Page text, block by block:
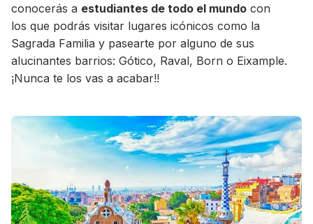
conocerás a estudiantes de todo el mundo con
los que podrás visitar lugares icónicos como la
Sagrada Familia y pasearte por alguno de sus
alucinantes barrios: Gótico, Raval, Born o Eixample.
¡Nunca te los vas a acabar!!